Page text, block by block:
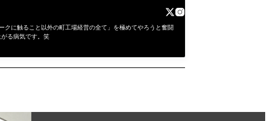
クに触ること以外の町工場経営の全て」を極めてやろうと奮闘
る病気です。笑